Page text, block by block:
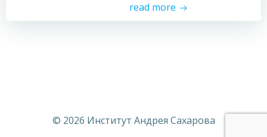
read more
© 2026 Институт Андрея Сахарова